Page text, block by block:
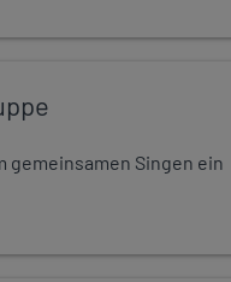
gemeinsamen Singen ein